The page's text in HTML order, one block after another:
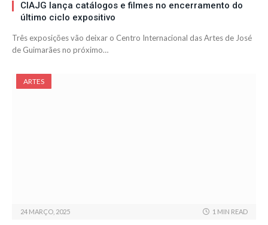
CIAJG lança catálogos e filmes no encerramento do
último ciclo expositivo
Três exposições vão deixar o Centro Internacional das Artes de José
de Guimarães no próximo…
ARTES
24 MARÇO, 2025 1 MIN READ